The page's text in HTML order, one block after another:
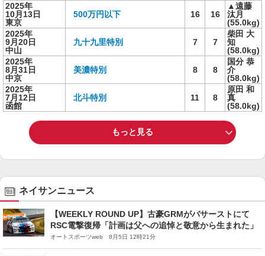
2025年
10月13日
東京
500万円以下 16 16
▲遠藤
汰月
(55.0kg)
2025年
9月20日
中山
九十九里特別 7 7
柴田 大
知
(58.0kg)
2025年
8月31日
中京
美濃特別 8 8
国分 恭
介
(58.0kg)
2025年
7月12日
函館
北斗特別 11 8
原田 和
真
(58.0kg)
もっと見る
ネイサンニュース
【WEEKLY ROUND UP】古豪GRMがバサーストにて
RSC電撃復帰「計画は父への追悼と敬意から生まれた」
オートスポーツweb 8月5日 12時21分